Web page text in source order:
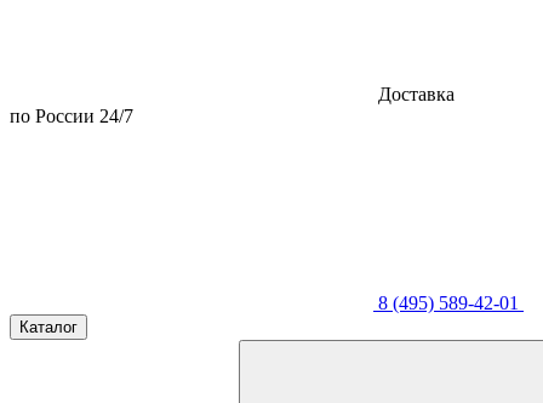
Доставка
по России 24/7
8 (495) 589-42-01
Каталог